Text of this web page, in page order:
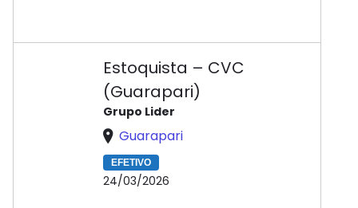
Estoquista – CVC
(Guarapari)
Grupo Lider
Guarapari
EFETIVO
24/03/2026